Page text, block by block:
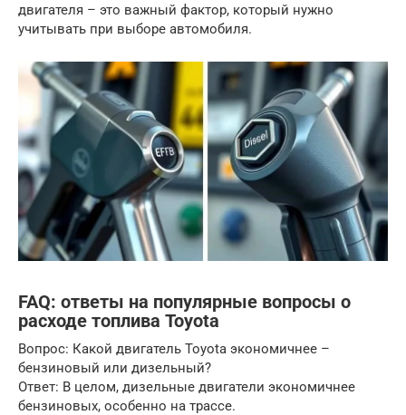
двигателя – это важный фактор, который нужно
учитывать при выборе автомобиля.
FAQ: ответы на популярные вопросы о
расходе топлива Toyota
Вопрос: Какой двигатель Toyota экономичнее –
бензиновый или дизельный?
Ответ: В целом, дизельные двигатели экономичнее
бензиновых, особенно на трассе.